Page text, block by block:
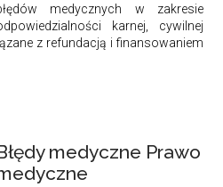
medycznych w zakresie
karnej, cywilnej
z refundacją i finansowaniem
medyczne Prawo